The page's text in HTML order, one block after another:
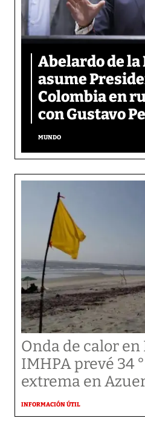
Abelardo de
asume
Colombia en
con Gustavo
MUNDO
Onda de calor en
IMHPA prevé 34
extrema en
INFORMACIÓN ÚTIL